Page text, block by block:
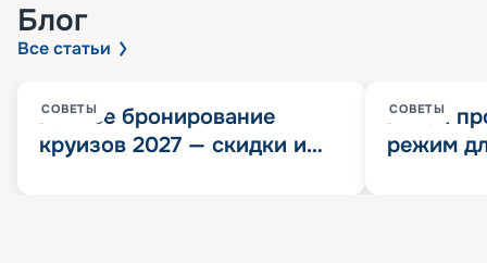
Блог
Все статьи
СОВЕТЫ
Раннее бронирование
круизов 2027 — скидки и
СОВЕТЫ
Китай
режим